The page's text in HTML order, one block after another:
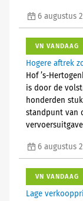
6 augustus
VN VANDAAG
Hogere aftrek
Hof ’s-
is door de
honderden
standpunt van
6 augustus
VN VANDAAG
Lage